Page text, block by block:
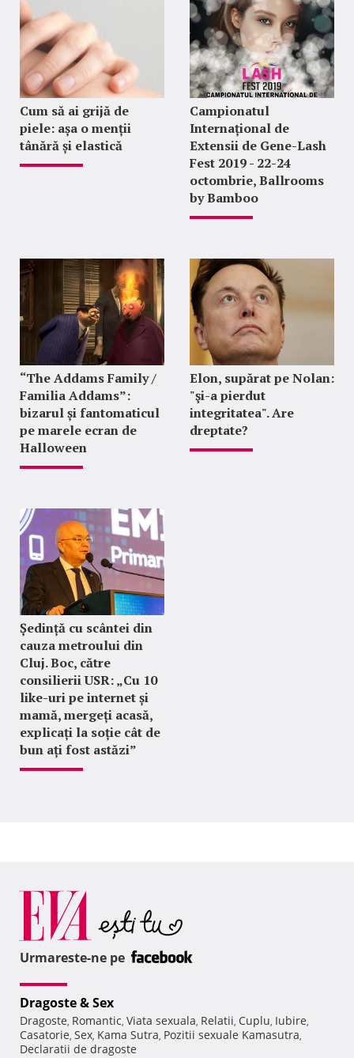
Cum să ai grijă de
piele: așa o menții
tânără și elastică
Campionatul
Internațional de
Extensii de Gene-Lash
Fest 2019 - 22-24
octombrie, Ballrooms
by Bamboo
“The Addams Family /
Familia Addams”:
bizarul și fantomaticul
pe marele ecran de
Halloween
Elon, supărat pe Nolan:
"şi-a pierdut
integritatea". Are
dreptate?
Ședință cu scântei din
cauza metroului din
Cluj. Boc, către
consilierii USR: „Cu 10
like-uri pe internet și
mamă, mergeți acasă,
explicați la soție cât de
bun ați fost astăzi”
Urmareste-ne pe
Dragoste & Sex
Dragoste, Romantic, Viata sexuala, Relatii, Cuplu, Iubire,
Casatorie, Sex, Kama Sutra, Pozitii sexuale Kamasutra,
Declaratii de dragoste